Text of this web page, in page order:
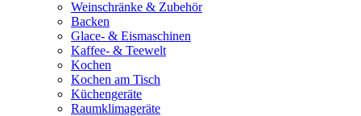
Weinschränke & Zubehör
Backen
Glace- & Eismaschinen
Kaffee- & Teewelt
Kochen
Kochen am Tisch
Küchengeräte
Raumklimageräte